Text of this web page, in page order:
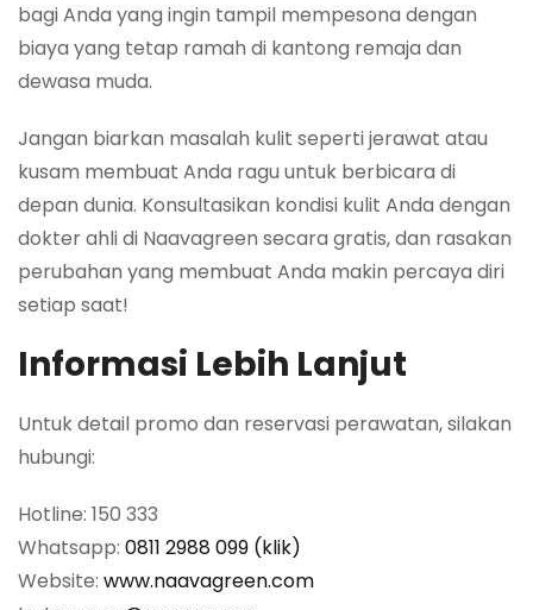
bagi Anda yang ingin tampil mempesona dengan
biaya yang tetap ramah di kantong remaja dan
dewasa muda.
Jangan biarkan masalah kulit seperti jerawat atau
kusam membuat Anda ragu untuk berbicara di
depan dunia. Konsultasikan kondisi kulit Anda dengan
dokter ahli di Naavagreen secara gratis, dan rasakan
perubahan yang membuat Anda makin percaya diri
setiap saat!
Informasi Lebih Lanjut
Untuk detail promo dan reservasi perawatan, silakan
hubungi:
Hotline: 150 333
Whatsapp: 0811 2988 099 (klik)
Website: www.naavagreen.com